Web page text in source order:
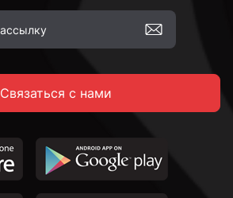
Связаться с нами